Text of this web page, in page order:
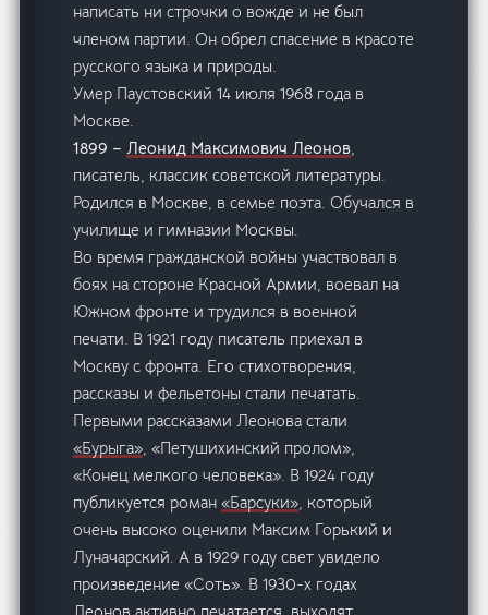
написать ни строчки о вожде и не был
членом партии. Он обрел спасение в красоте
русского языка и природы.
Умер Паустовский 14 июля 1968 года в
Москве.
1899 –Леонид Максимович Леонов,
писатель, классик советской литературы.
Родился в Москве, в семье поэта. Обучался в
училище и гимназии Москвы.
Во время гражданской войны участвовал в
боях на стороне Красной Армии, воевал на
Южном фронте и трудился в военной
печати. В 1921 году писатель приехал в
Москву с фронта. Его стихотворения,
рассказы и фельетоны стали печатать.
Первыми рассказами Леонова стали
«Бурыга», «Петушихинский пролом»,
«Конец мелкого человека». В 1924 году
публикуется роман«Барсуки», который
очень высоко оценили Максим Горький и
Луначарский. А в 1929 году свет увидело
произведение «Соть». В 1930-х годах